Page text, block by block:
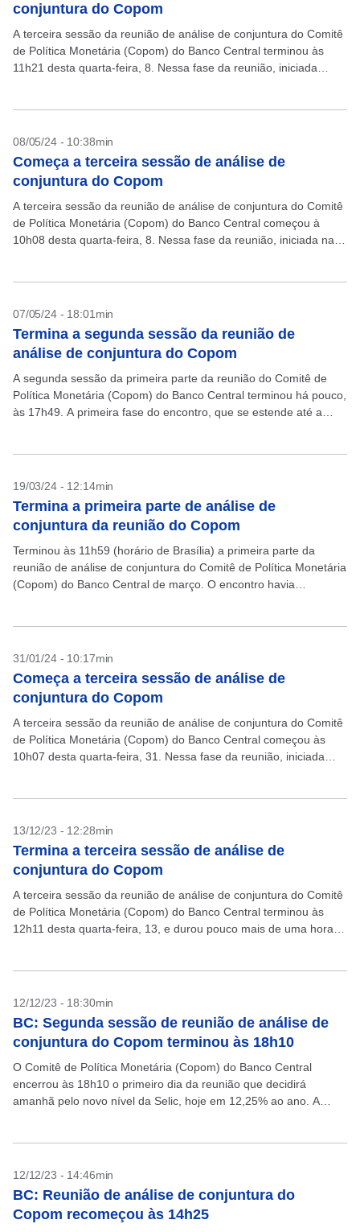
conjuntura do Copom
A terceira sessão da reunião de análise de conjuntura do Comitê
de Política Monetária (Copom) do Banco Central terminou às
11h21 desta quarta-feira, 8. Nessa fase da reunião, iniciada
08/05/24 - 10:38min
Começa a terceira sessão de análise de
conjuntura do Copom
A terceira sessão da reunião de análise de conjuntura do Comitê
de Política Monetária (Copom) do Banco Central começou à
10h08 desta quarta-feira, 8. Nessa fase da reunião, iniciada na
07/05/24 - 18:01min
Termina a segunda sessão da reunião de
análise de conjuntura do Copom
A segunda sessão da primeira parte da reunião do Comitê de
Política Monetária (Copom) do Banco Central terminou há pouco,
às 17h49. A primeira fase do encontro, que se estende até a
19/03/24 - 12:14min
Termina a primeira parte de análise de
conjuntura da reunião do Copom
Terminou às 11h59 (horário de Brasília) a primeira parte da
reunião de análise de conjuntura do Comitê de Política Monetária
(Copom) do Banco Central de março. O encontro havia
31/01/24 - 10:17min
Começa a terceira sessão de análise de
conjuntura do Copom
A terceira sessão da reunião de análise de conjuntura do Comitê
de Política Monetária (Copom) do Banco Central começou às
10h07 desta quarta-feira, 31. Nessa fase da reunião, iniciada
13/12/23 - 12:28min
Termina a terceira sessão de análise de
conjuntura do Copom
A terceira sessão da reunião de análise de conjuntura do Comitê
de Política Monetária (Copom) do Banco Central terminou às
12h11 desta quarta-feira, 13, e durou pouco mais de uma hora.
12/12/23 - 18:30min
BC: Segunda sessão de reunião de análise de
conjuntura do Copom terminou às 18h10
O Comitê de Política Monetária (Copom) do Banco Central
encerrou às 18h10 o primeiro dia da reunião que decidirá
amanhã pelo novo nível da Selic, hoje em 12,25% ao ano. A
12/12/23 - 14:46min
BC: Reunião de análise de conjuntura do
Copom recomeçou às 14h25